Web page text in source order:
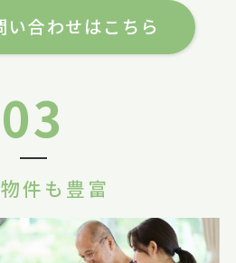
い合わせはこちら
03
件も豊富